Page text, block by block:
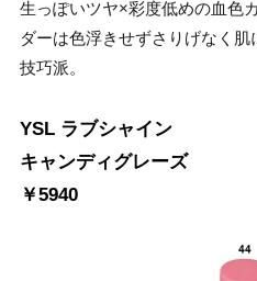
生っぽいツヤ×彩度低めの血色
ダーは色浮きせずさりげなく
技巧派。
YSL ラブシャイン
キャンディグレーズ
￥5940